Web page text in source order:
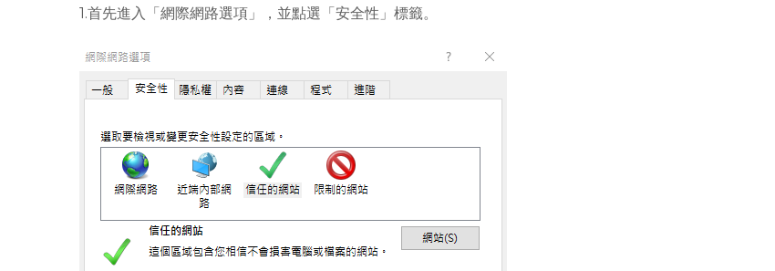
1.首先進入「網際網路選項」，並點選「安全性」標籤。